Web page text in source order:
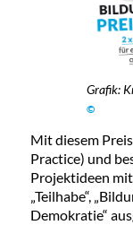
Grafik:
©
Mit diesem
Practice) und
Projektideen
„Teilhabe“,
Demokratie“